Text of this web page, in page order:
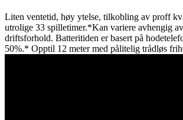
Liten ventetid, høy ytelse, tilkobling av proff
utrolige 33 spilletimer.*Kan variere avhengig
driftsforhold. Batteritiden er basert på
50%.* Opptil 12 meter med pålitelig trådløs